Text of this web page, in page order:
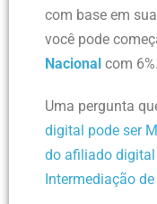
com base em
você pode
Nacional com 6%.
Uma pergunta
digital pode ser
do afiliado digital
Intermediação